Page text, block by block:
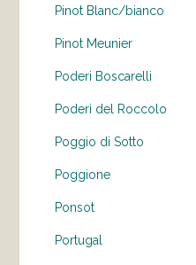
Pinot Blanc/bianco
Pinot Meunier
Poderi Boscarelli
Poderi del Roccolo
Poggio di Sotto
Poggione
Ponsot
Portugal